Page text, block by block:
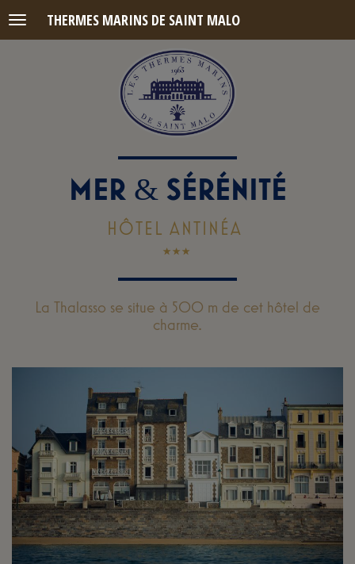
Menu THERMES MARINS DE SAINT MALO
MER &SÉRÉNITÉ
HÔTEL ANTINÉA
La Thalasso se situe à 500 m de cet hôtel de
charme.